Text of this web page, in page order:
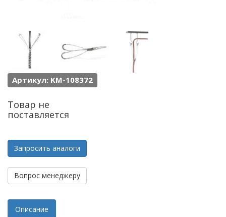
Артикул: KM-108372
Товар не
поставляется
Запросить аналоги
Вопрос менеджеру
Описание